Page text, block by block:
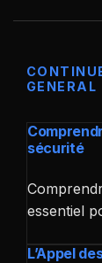
GENERAL
sécurité
essentiel
L’Appel